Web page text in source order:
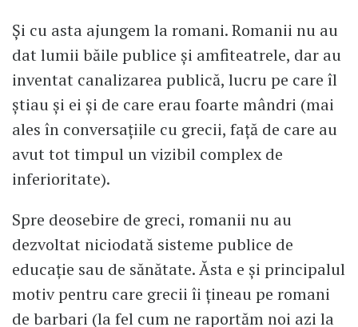
Și cu asta ajungem la romani. Romanii nu au
dat lumii băile publice și amfiteatrele, dar au
inventat canalizarea publică, lucru pe care îl
știau și ei și de care erau foarte mândri (mai
ales în conversațiile cu grecii, față de care au
avut tot timpul un vizibil complex de
inferioritate).
Spre deosebire de greci, romanii nu au
dezvoltat niciodată sisteme publice de
educație sau de sănătate. Ăsta e și principalul
motiv pentru care grecii îi țineau pe romani
de barbari (la fel cum ne raportăm noi azi la